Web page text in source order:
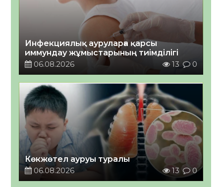
Инфекциялық ауруларға қарсы
иммундау жұмыстарының тиімділігі
06.08.2026
13 0
Көкжөтел ауруы туралы
06.08.2026
13 0